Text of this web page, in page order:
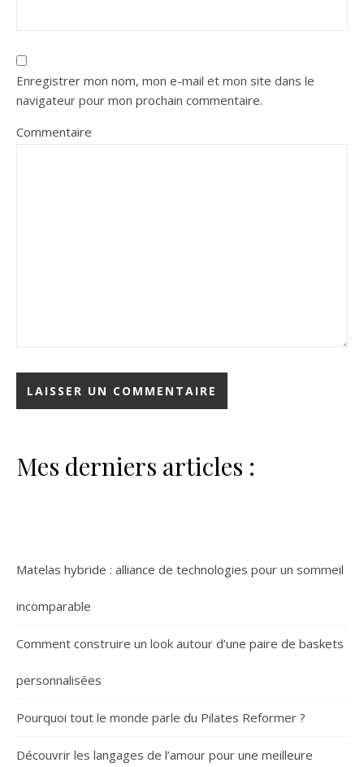
Enregistrer mon nom, mon e-mail et mon site dans le
navigateur pour mon prochain commentaire.
Commentaire
Mes derniers articles :
Matelas hybride : alliance de technologies pour un sommeil
incomparable
Comment construire un look autour d’une paire de baskets
personnalisées
Pourquoi tout le monde parle du Pilates Reformer ?
Découvrir les langages de l’amour pour une meilleure